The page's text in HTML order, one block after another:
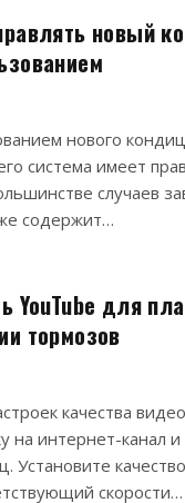
новый
нового
система имеет
случаев
содержит…
YouTube для
тормозов
качества
на интернет-канал и
Установите
скорости…